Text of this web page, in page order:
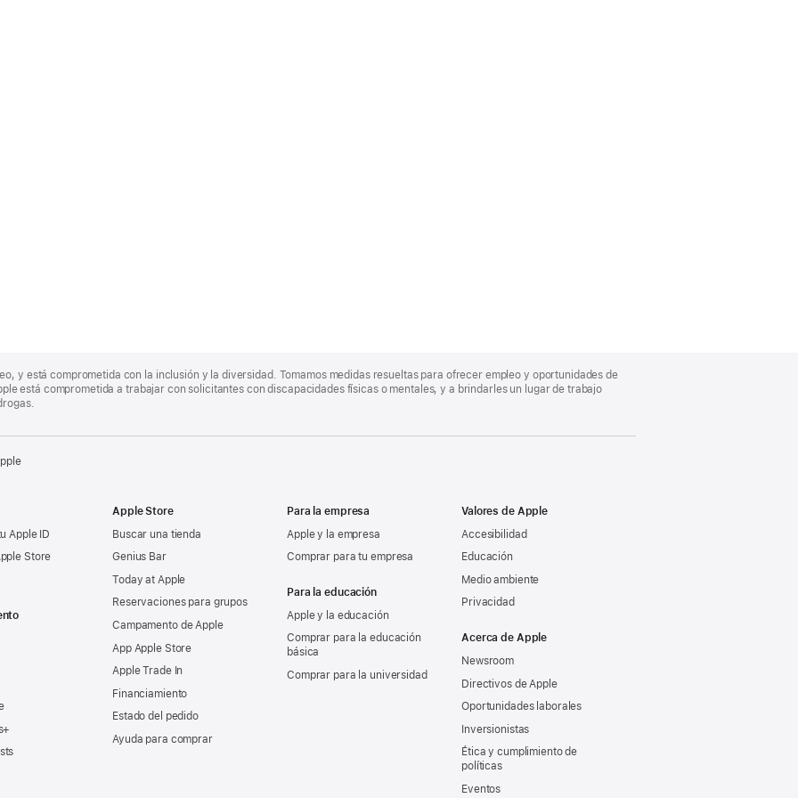
y está comprometida con la inclusión y la diversidad. Tomamos medidas resueltas para ofrecer empleo y oportunidades de
está comprometida a trabajar con solicitantes con discapacidades físicas o mentales, y a brindarles un lugar de trabajo
Apple ID
Store
Apple Store
Buscar una tienda
Genius Bar
Today at Apple
Reservaciones para grupos
Campamento de Apple
App Apple Store
Apple Trade In
Financiamiento
Estado del pedido
Ayuda para comprar
Para la empresa
Apple y la empresa
Comprar para tu empresa
Para la educación
Apple y la educación
Comprar para la educación
básica
Comprar para la universidad
Valores de Apple
Accesibilidad
Educación
Medio ambiente
Privacidad
Acerca de Apple
Newsroom
Directivos de Apple
Oportunidades laborales
Inversionistas
Ética y cumplimiento de
políticas
Eventos